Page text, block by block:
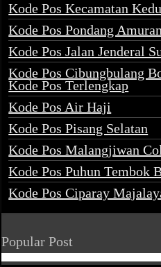
Kode Pos Kecamatan
Kode Pos Pondang
Kode Pos Jalan Jenderal
Kode Pos Cibungbulang
Kode Pos Terlengkap
Kode Pos Air Haji
Kode Pos Pisang Selatan
Kode Pos Malangjiwan
Kode Pos Puhun Tembok
Kode Pos Ciparay
Popular Post